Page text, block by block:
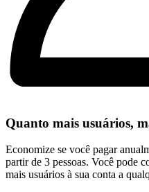
Quanto mais usuários,
Economize se você pagar
partir de 3 pessoas. Você pode
mais usuários à sua conta a